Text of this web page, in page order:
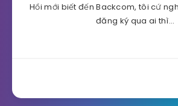
Hồi mới biết đến Backcom, tôi cứ
đăng ký qua ai thì…